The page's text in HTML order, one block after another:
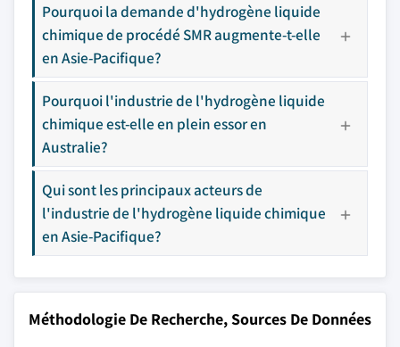
Pourquoi la demande d'hydrogène liquide
chimique de procédé SMR augmente-t-elle
en Asie-Pacifique?
Pourquoi l'industrie de l'hydrogène liquide
chimique est-elle en plein essor en
Australie?
Qui sont les principaux acteurs de
l'industrie de l'hydrogène liquide chimique
en Asie-Pacifique?
Méthodologie De Recherche, Sources De Données